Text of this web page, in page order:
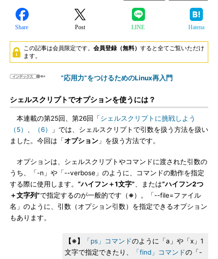
Share Post LINE Hatena
この記事は会員限定です。 会員登録（無料） すると全てご覧いただけ
ます。
“応用力”をつけるためのLinux再入門
シェルスクリプトでオプションを使うには？
本連載の第25回、第26回「シェルスクリプトに挑戦しよう
（5）
（6）
」では、シェルスクリプトで引数を扱う方法を扱い
ました。今回は「オプション 」を扱う方法です。
オプションは、シェルスクリプトやコマンドに渡された引数の
うち、「-n」や「--verbose」のように、コマンドの動作を指定
する際に使用します。 “ハイフン＋1文字” 、または“ハイフン2つ
＋文字列”で指定するのが一般的です（※）。「--file=ファイル
名」のように、引数（オプション引数）を指定できるオプション
もあります。
【※】 「ps」コマンドのように「a」や「x」1
文字で指定できたり、
「find」コマンドの「-